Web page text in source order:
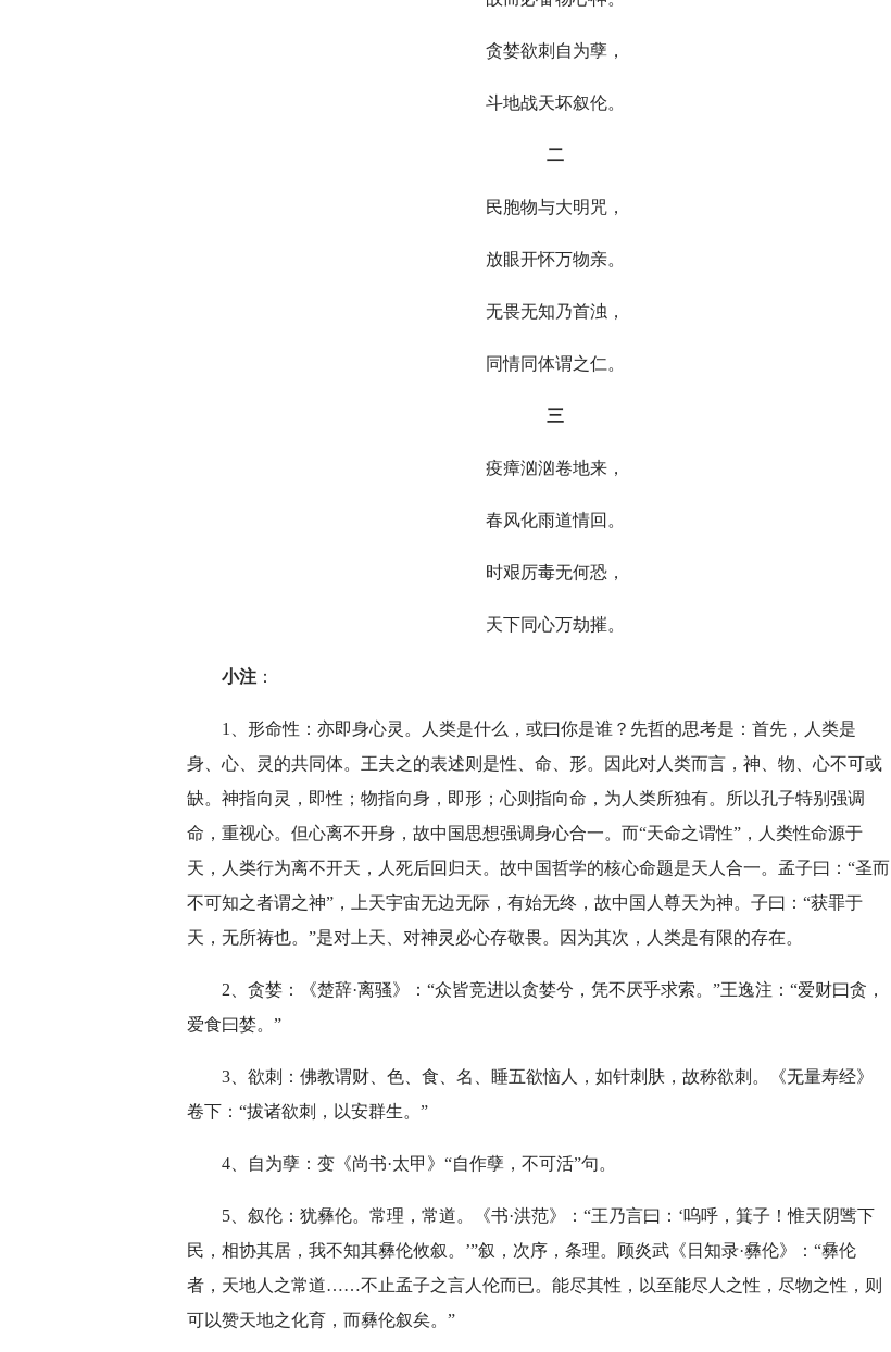
贪婪欲刺自为孽，
斗地战天坏叙伦。
二
民胞物与大明咒，
放眼开怀万物亲。
无畏无知乃首浊，
同情同体谓之仁。
三
疫瘴汹汹卷地来，
春风化雨道情回。
时艰厉毒无何恐，
天下同心万劫摧。
小注 ：
1、形命性：亦即身心灵。人类是什么，或曰你是谁？先哲的思考是：首先，人类是
身、心、灵的共同体。王夫之的表述则是性、命、形。因此对人类而言，神、物、心不可或
缺。神指向灵，即性；物指向身，即形；心则指向命，为人类所独有。所以孔子特别强调
命，重视心。但心离不开身，故中国思想强调身心合一。而“天命之谓性”，人类性命源于
天，人类行为离不开天，人死后回归天。故中国哲学的核心命题是天人合一。孟子曰：“圣而
不可知之者谓之神”，上天宇宙无边无际，有始无终，故中国人尊天为神。子曰：“获罪于
天，无所祷也。”是对上天、对神灵必心存敬畏。因为其次，人类是有限的存在。
2、贪婪：《楚辞·离骚》：“众皆竞进以贪婪兮，凭不厌乎求索。”王逸注：“爱财曰贪，
爱食曰婪。”
3、欲刺：佛教谓财、色、食、名、睡五欲恼人，如针刺肤，故称欲刺。《无量寿经》
卷下：“拔诸欲刺，以安群生。”
4、自为孽：变《尚书·太甲》“自作孽，不可活”句。
5、叙伦：犹彝伦。常理，常道。《书·洪范》：“王乃言曰：‘呜呼，箕子！惟天阴骘下
民，相协其居，我不知其彝伦攸叙。’”叙，次序，条理。顾炎武《日知录·彝伦》：“彝伦
者，天地人之常道……不止孟子之言人伦而已。能尽其性，以至能尽人之性，尽物之性，则
可以赞天地之化育，而彝伦叙矣。”
深切缅怀李政道先生